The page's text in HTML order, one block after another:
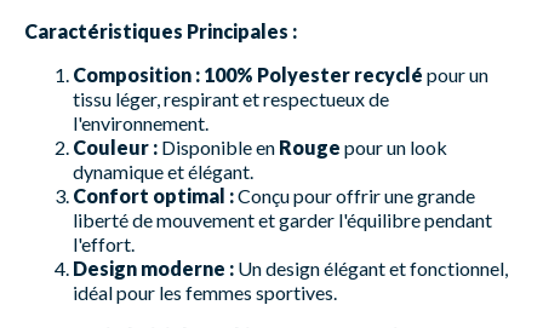
Caractéristiques Principales :
Composition : 100% Polyester recyclé pour un
tissu léger, respirant et respectueux de
l'environnement.
Couleur : Disponible en Rouge pour un look
dynamique et élégant.
Confort optimal :Conçu pour offrir une grande
liberté de mouvement et garder l'équilibre pendant
l'effort.
Design moderne : Un design élégant et fonctionnel,
idéal pour les femmes sportives.